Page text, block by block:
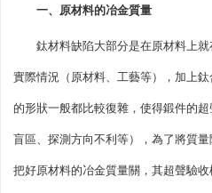
一、原材料的冶金質量
鈦材料缺陷大部分是在原材料上
實際情況（原材料、工藝等），加上
的形狀一般都比較復雜，使得鍛件的
盲區、探測方向不利等），為了將質
把好原材料的冶金質量關，其超聲驗